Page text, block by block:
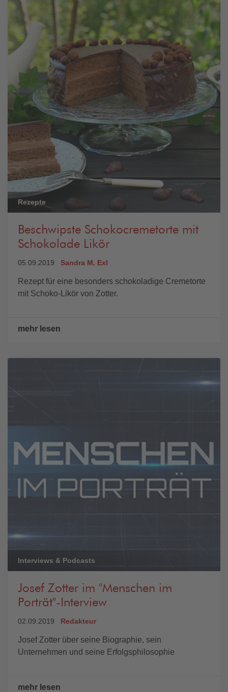
Rezepte
Beschwipste Schokocremetorte mit
Schokolade Likör
05.09.2019 Sandra M. Exl
Rezept für eine besonders schokoladige Cremetorte
mit Schoko-Likör von Zotter.
mehr lesen
Interviews & Podcasts
Josef Zotter im "Menschen im
Porträt"-Interview
02.09.2019 Redakteur
Josef Zotter über seine Biographie, sein
Unternehmen und seine Erfolgsphilosophie
mehr lesen